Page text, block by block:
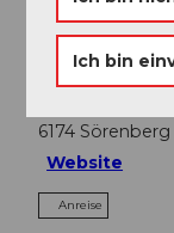
Kontaktdaten
Talstation
6174 Sörenberg
Website
Anreise
Ich bin